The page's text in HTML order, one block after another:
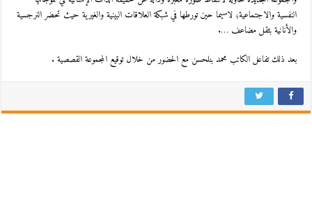
النفسية والاجتماعية؛ لاسيما حين تورطها في شبكة العلاقات البينية والغيرية حيث تحضر النرجسية
والأنانية بثقل مضاعف ….
بعد ذلك تفاعل الكاتب محمد بنلحسن مع الحضور من خلال توقيع المجموعة القصصية .